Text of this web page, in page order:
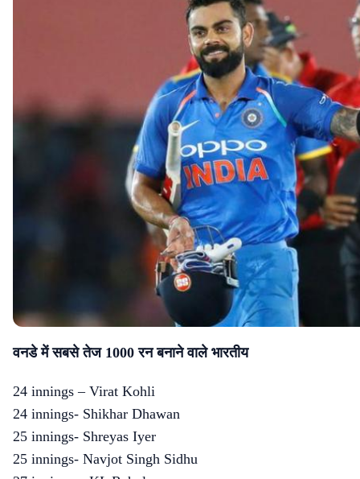
वनडे में सबसे तेज 1000 रन बनाने वाले भारतीय
24 innings – Virat Kohli
24 innings- Shikhar Dhawan
25 innings- Shreyas Iyer
25 innings- Navjot Singh Sidhu